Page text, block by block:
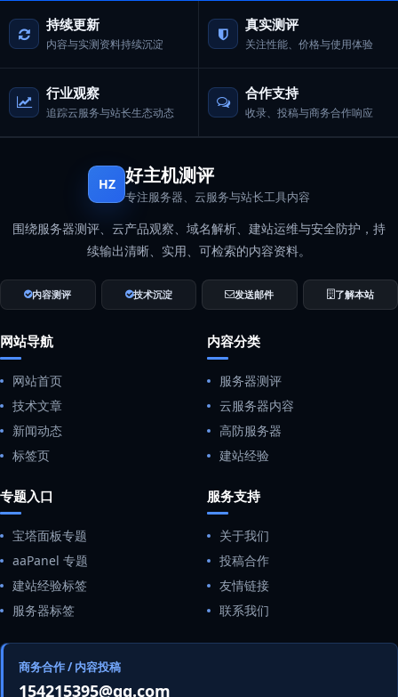
持续更新
内容与实测资料持续沉淀
真实测评
关注性能、价格与使用体验
行业观察
追踪云服务与站长生态动态
合作支持
收录、投稿与商务合作响应
HZ 好主机测评
专注服务器、云服务与站长工具内容
围绕服务器测评、云产品观察、域名解析、建站运维与安全防护，持
续输出清晰、实用、可检索的内容资料。
内容测评 技术沉淀 发送邮件 了解本站
网站导航
网站首页
技术文章
新闻动态
标签页
内容分类
服务器测评
云服务器内容
高防服务器
建站经验
专题入口
宝塔面板专题
aaPanel 专题
建站经验标签
服务器标签
服务支持
关于我们
投稿合作
友情链接
联系我们
商务合作 / 内容投稿
154215395@qq.com